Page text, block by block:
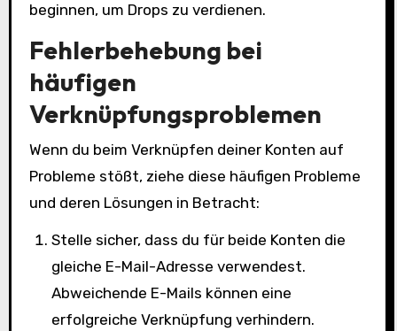
beginnen, um Drops zu verdienen.
Fehlerbehebung bei
häufigen
Verknüpfungsproblemen
Wenn du beim Verknüpfen deiner Konten auf
Probleme stößt, ziehe diese häufigen Probleme
und deren Lösungen in Betracht:
Stelle sicher, dass du für beide Konten die
gleiche E-Mail-Adresse verwendest.
Abweichende E-Mails können eine
erfolgreiche Verknüpfung verhindern.